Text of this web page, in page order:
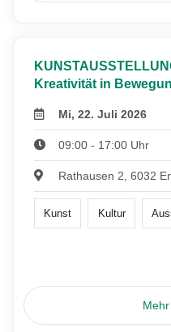
Kreativität in
Mi, 22. Juli 2026
09:00 - 17:00 Uhr
Rathausen 2, 6032
Kunst Kultur